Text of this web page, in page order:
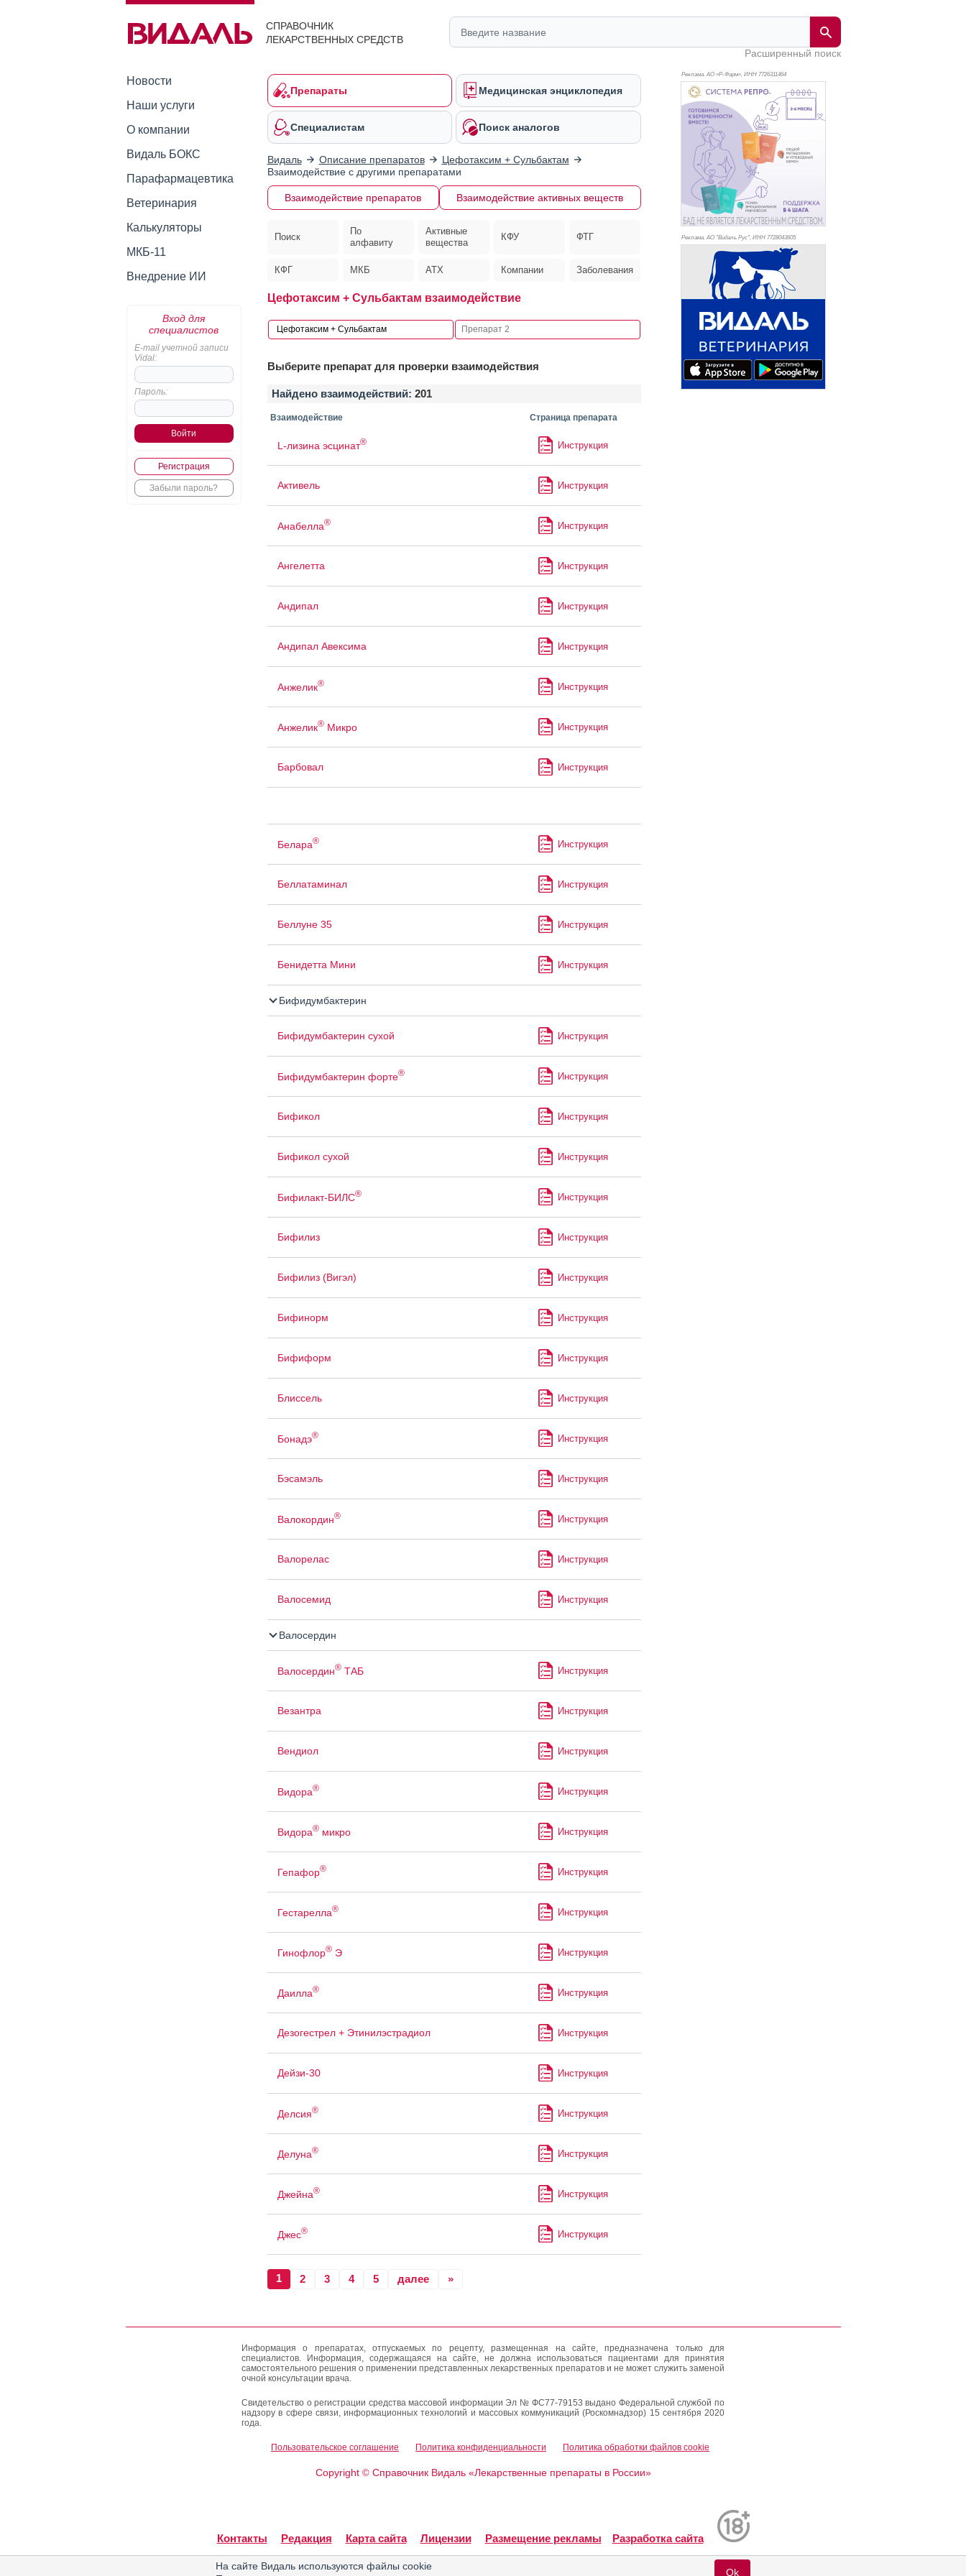
СПРАВОЧНИК
ЛЕКАРСТВЕННЫХ СРЕДСТВ
Расширенный поиск
Новости
Наши услуги
О компании
Видаль БОКС
Парафармацевтика
Ветеринария
Калькуляторы
МКБ-11
Внедрение ИИ
Вход для
специалистов
E-mail учетной записи
Vidal:
Пароль:
Регистрация
Забыли пароль?
Препараты Медицинская энциклопедия
Специалистам Поиск аналогов
Видаль Описание препаратов
Цефотаксим + Сульбактам
Взаимодействие с другими препаратами
Взаимодействие препаратов Взаимодействие активных веществ
Поиск
По
алфавиту
Активные
вещества
КФУ ФТГ
КФГ МКБ АТХ Компании Заболевания
Цефотаксим + Сульбактам взаимодействие
Выберите препарат для проверки взаимодействия
Найдено взаимодействий: 201
Взаимодействие Страница препарата
L-лизина эсцинат® Инструкция
Активель Инструкция
Анабелла® Инструкция
Ангелетта Инструкция
Андипал Инструкция
Андипал Авексима Инструкция
Анжелик® Инструкция
Анжелик®Микро Инструкция
Барбовал Инструкция
Белара® Инструкция
Беллатаминал Инструкция
Беллуне 35 Инструкция
Бенидетта Мини Инструкция
Бифидумбактерин
Бифидумбактерин сухой Инструкция
Бифидумбактерин форте® Инструкция
Бификол Инструкция
Бификол сухой Инструкция
Бифилакт-БИЛС® Инструкция
Бифилиз Инструкция
Бифилиз (Вигэл) Инструкция
Бифинорм Инструкция
Бифиформ Инструкция
Блиссель Инструкция
Бонадэ® Инструкция
Бэсамэль Инструкция
Валокордин® Инструкция
Валорелас Инструкция
Валосемид Инструкция
Валосердин
Валосердин®ТАБ Инструкция
Везантра Инструкция
Вендиол Инструкция
Видора® Инструкция
Видора®микро Инструкция
Гепафор® Инструкция
Гестарелла® Инструкция
Гинофлор®Э Инструкция
Даилла® Инструкция
Дезогестрел + Этинилэстрадиол Инструкция
Дейзи-30 Инструкция
Делсия® Инструкция
Делуна® Инструкция
Джейна® Инструкция
Джес® Инструкция
1 2 3 4 5 далее »
Реклама. АО «Р-Фарм», ИНН 7726311464
Реклама. АО "Видаль Рус", ИНН 7728043605
Информация о препаратах, отпускаемых по рецепту, размещенная на сайте, предназначена только для
специалистов. Информация, содержащаяся на сайте, не должна использоваться пациентами для принятия
самостоятельного решения о применении представленных лекарственных препаратов и не может служить заменой
очной консультации врача.
Свидетельство о регистрации средства массовой информации Эл № ФС77-79153 выдано Федеральной службой по
надзору в сфере связи, информационных технологий и массовых коммуникаций (Роскомнадзор) 15 сентября 2020
года.
Пользовательское соглашение Политика конфиденциальности Политика обработки файлов cookie
Copyright ©Справочник Видаль «Лекарственные препараты в России»
Контакты Редакция Карта сайта Лицензии Размещение рекламы Разработка сайта
На сайте Видаль используются файлы cookie
Ok